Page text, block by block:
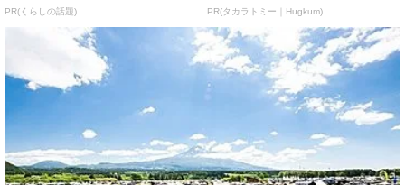
PR(くらしの話題) PR(タカラトミー｜Hugkum)